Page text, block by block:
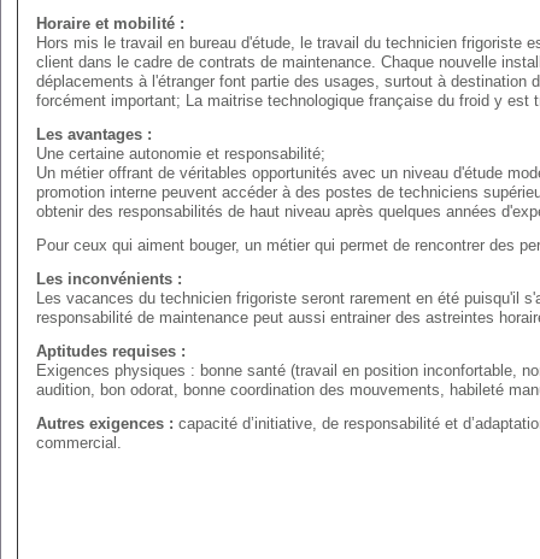
Horaire et mobilité :
Hors mis le travail en bureau d'étude, le travail du technicien frigoriste
client dans le cadre de contrats de maintenance. Chaque nouvelle
déplacements à l'étranger font partie des usages, surtout à destination
forcément important; La maitrise technologique française du froid y est
Les avantages :
Une certaine autonomie et responsabilité;
Un métier offrant de véritables opportunités avec un niveau d'étude
promotion interne peuvent accéder à des postes de techniciens
obtenir des responsabilités de haut niveau après quelques années
Pour ceux qui aiment bouger, un métier qui permet de rencontrer des
Les inconvénients :
Les vacances du technicien frigoriste seront rarement en été puisqu'il
responsabilité de maintenance peut aussi entrainer des astreintes
Aptitudes requises :
Exigences physiques : bonne santé (travail en position inconfortable,
audition, bon odorat, bonne coordination des mouvements, habileté
Autres exigences : capacité d’initiative, de responsabilité et
commercial.